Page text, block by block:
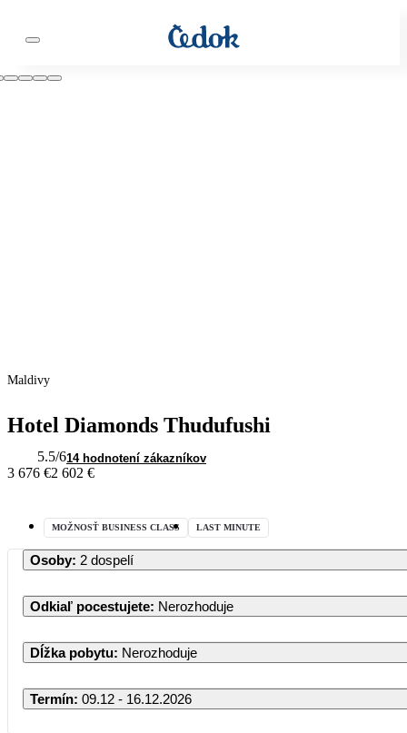
Maldivy
Hotel Diamonds Thudufushi
5.5/614 hodnotení zákazníkov
3 676 €2 602 €
MOŽNOSŤ BUSINESS CLASS LAST MINUTE
Osoby: 2 dospelí
Odkiaľ pocestujete: Nerozhoduje
Dĺžka pobytu: Nerozhoduje
Termín: 09.12 - 16.12.2026